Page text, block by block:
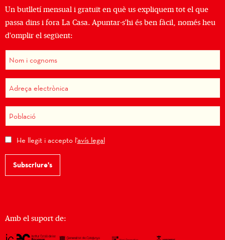
Un butlletí mensual i gratuït en què us expliquem tot el que
passa dins i fora La Casa. Apuntar-s'hi és ben fàcil, només heu
d'omplir el següent:
He llegit i accepto l'avís legal
Subscriure's
Amb el suport de: